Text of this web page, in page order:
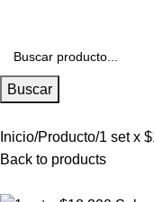
Buscar
Inicio Producto 1 set x
Back to products